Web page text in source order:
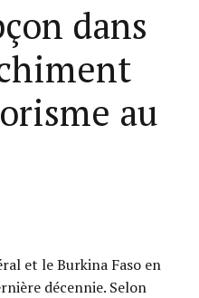
dans
au
et le Burkina Faso en
décennie. Selon